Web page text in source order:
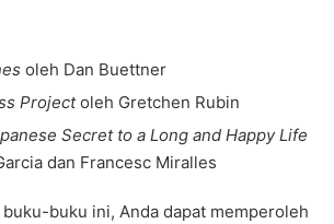
oleh Dan Buettner
Projectoleh Gretchen Rubin
Secret to a Long and Happy Life
dan Francesc Miralles
buku ini, Anda dapat memperoleh